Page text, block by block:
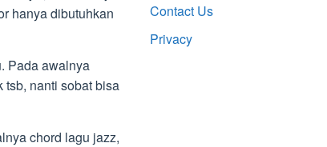
hanya dibutuhkan
Pada awalnya
tsb, nanti sobat bisa
chord lagu jazz,
Contact Us
Privacy